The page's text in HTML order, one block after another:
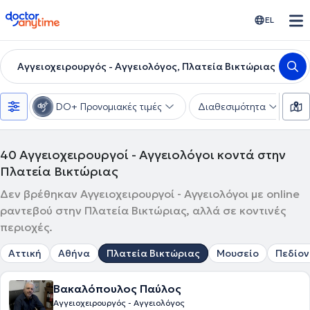
doctoranytime EL
Αγγειοχειρουργός - Αγγειολόγος, Πλατεία Βικτώριας
DO+ Προνομιακές τιμές Διαθεσιμότητα
40 Αγγειοχειρουργοί - Αγγειολόγοι κοντά στην
Πλατεία Βικτώριας
Δεν βρέθηκαν Αγγειοχειρουργοί - Αγγειολόγοι με online
ραντεβού στην Πλατεία Βικτώριας, αλλά σε κοντινές
περιοχές.
Αττική Αθήνα Πλατεία Βικτώριας Μουσείο
Βακαλόπουλος Παύλος
Αγγειοχειρουργός - Αγγειολόγος